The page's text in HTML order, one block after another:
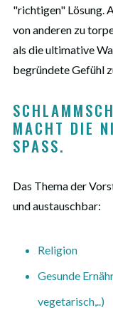
"richtigen" Lösung.
von anderen zu
als die ultimative
begründete Gefühl
MACHT DIE
SPASS.
Das Thema der
und austauschbar:
Religion
Gesunde
vegetarisch,..)